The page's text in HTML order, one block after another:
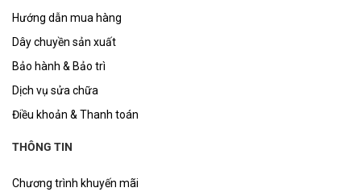
Hướng dẫn mua hàng
Dây chuyền sản xuất
Bảo hành & Bảo trì
Dịch vụ sửa chữa
Điều khoản & Thanh toán
THÔNG TIN
Chương trình khuyến mãi